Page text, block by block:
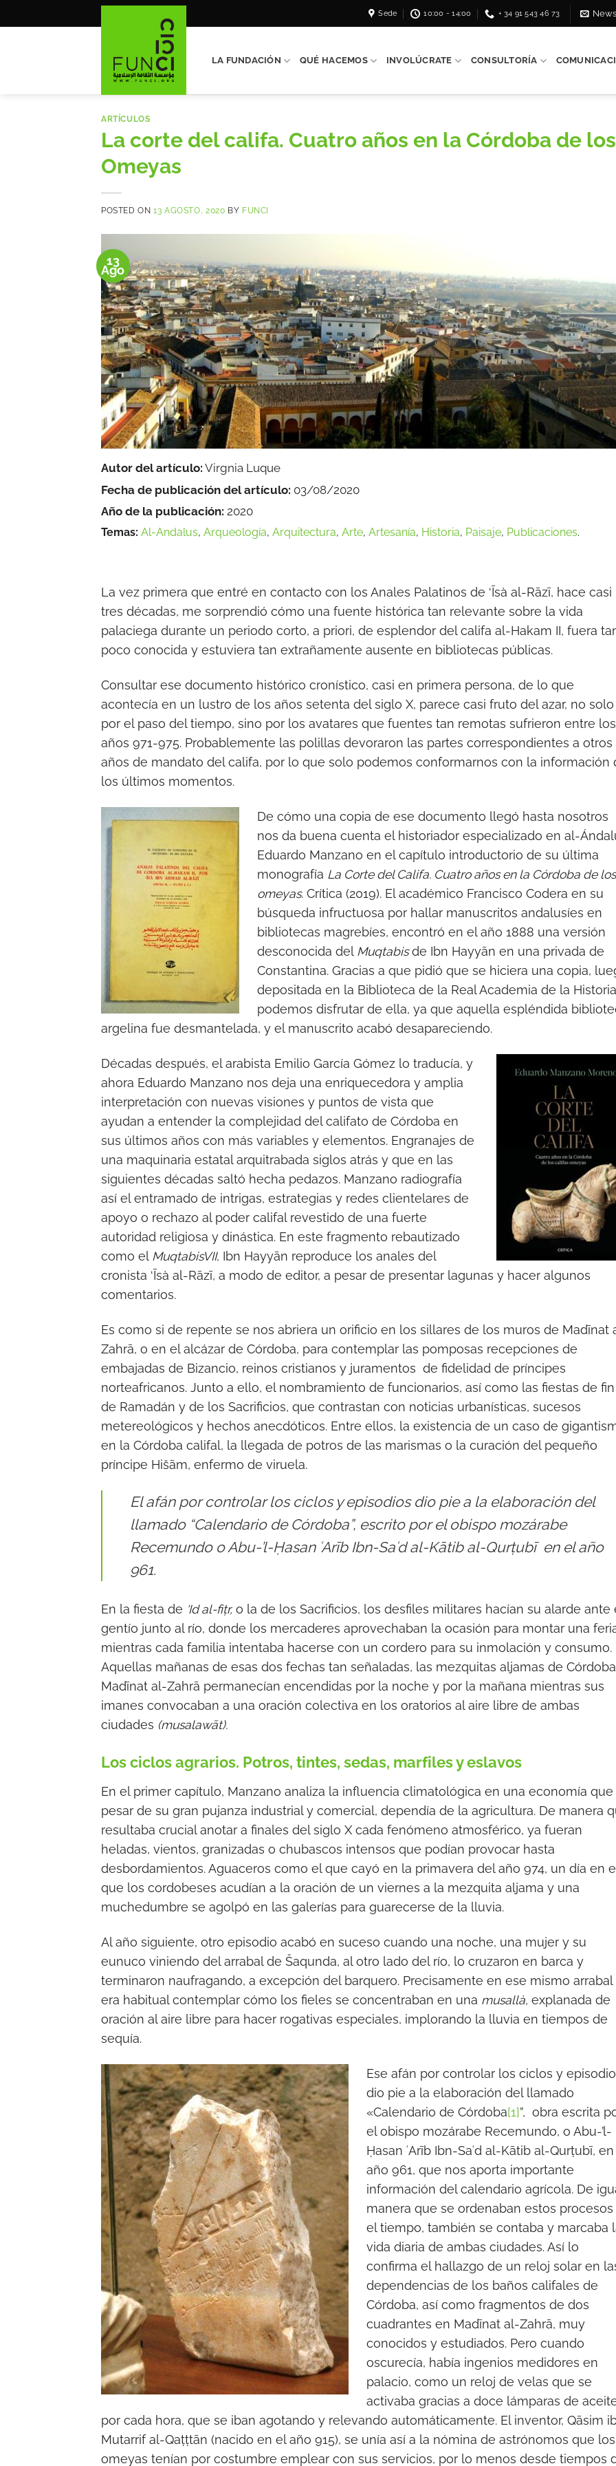
al
Sede 10:00 - 14:00 + 34 91 543 46 73
LA FUNDACIÓN QUÉ HACEMOS INVOLÚCRATE CONSULTORÍA
ARTÍCULOS
La corte del califa. Cuatro años en la Córdoba de los
Omeyas
POSTED ON13 AGOSTO, 2020 BY FUNCI
13
Ago
Autor del artículo: Virgnia Luque
Fecha de publicación del artículo: 03/08/2020
Año de la publicación: 2020
Temas: Al-Andalus, Arqueología, Arquitectura, Arte, Artesanía, Historia, Paisaje, Publicaciones.
La vez primera que entré en contacto con los Anales Palatinos de ‘Īsà al-Rāzī, hace casi
tres décadas, me sorprendió cómo una fuente histórica tan relevante sobre la vida
palaciega durante un periodo corto, a priori, de esplendor del califa al-Hakam II, fuera
poco conocida y estuviera tan extrañamente ausente en bibliotecas públicas.
Consultar ese documento histórico cronístico, casi en primera persona, de lo que
acontecía en un lustro de los años setenta del siglo X, parece casi fruto del azar, no solo
por el paso del tiempo, sino por los avatares que fuentes tan remotas sufrieron entre los
años 971-975. Probablemente las polillas devoraron las partes correspondientes a otros
años de mandato del califa, por lo que solo podemos conformarnos con la información
los últimos momentos.
De cómo una copia de ese documento llegó hasta nosotros
nos da buena cuenta el historiador especializado en al-
Eduardo Manzano en el capítulo introductorio de su última
monografía La Corte del Califa. Cuatro años en la Córdoba de los
omeyas. Crítica (2019). El académico Francisco Codera en su
búsqueda infructuosa por hallar manuscritos andalusíes en
bibliotecas magrebíes, encontró en el año 1888 una versión
desconocida del Muqtabisde Ibn Hayyān en una privada de
Constantina. Gracias a que pidió que se hiciera una copia,
depositada en la Biblioteca de la Real Academia de la
podemos disfrutar de ella, ya que aquella espléndida
argelina fue desmantelada, y el manuscrito acabó desapareciendo.
Décadas después, el arabista Emilio García Gómez lo traducía, y
ahora Eduardo Manzano nos deja una enriquecedora y amplia
interpretación con nuevas visiones y puntos de vista que
ayudan a entender la complejidad del califato de Córdoba en
sus últimos años con más variables y elementos. Engranajes de
una maquinaria estatal arquitrabada siglos atrás y que en las
siguientes décadas saltó hecha pedazos. Manzano radiografía
así el entramado de intrigas, estrategias y redes clientelares de
apoyo o rechazo al poder califal revestido de una fuerte
autoridad religiosa y dinástica. En este fragmento rebautizado
como el MuqtabisVII, Ibn Hayyān reproduce los anales del
cronista ‘Īsà al-Rāzī, a modo de editor, a pesar de presentar lagunas y hacer algunos
comentarios.
Es como si de repente se nos abriera un orificio en los sillares de los muros de Madīnat
Zahrā, o en el alcázar de Córdoba, para contemplar las pomposas recepciones de
embajadas de Bizancio, reinos cristianos y juramentos de fidelidad de príncipes
norteafricanos. Junto a ello, el nombramiento de funcionarios, así como las fiestas de fin
de Ramadán y de los Sacrificios, que contrastan con noticias urbanísticas, sucesos
metereológicos y hechos anecdóticos. Entre ellos, la existencia de un caso de
en la Córdoba califal, la llegada de potros de las marismas o la curación del pequeño
príncipe Hišām, enfermo de viruela.
El afán por controlar los ciclos y episodios dio pie a la elaboración del
llamado “Calendario de Córdoba”, escrito por el obispo mozárabe
Recemundo o Abu-’l-Ḥasan ʿArīb Ibn-Saʿd al-Kātib al-Qurṭubī en el año
961.
En la fiesta de ‘Id al-fiṭr, o la de los Sacrificios, los desfiles militares hacían su alarde ante
gentío junto al río, donde los mercaderes aprovechaban la ocasión para montar una
mientras cada familia intentaba hacerse con un cordero para su inmolación y consumo.
Aquellas mañanas de esas dos fechas tan señaladas, las mezquitas aljamas de
Madīnat al-Zahrā permanecían encendidas por la noche y por la mañana mientras sus
imanes convocaban a una oración colectiva en los oratorios al aire libre de ambas
ciudades (musalawāt).
Los ciclos agrarios. Potros, tintes, sedas, marfiles y eslavos
En el primer capítulo, Manzano analiza la influencia climatológica en una economía que
pesar de su gran pujanza industrial y comercial, dependía de la agricultura. De manera
resultaba crucial anotar a finales del siglo X cada fenómeno atmosférico, ya fueran
heladas, vientos, granizadas o chubascos intensos que podían provocar hasta
desbordamientos. Aguaceros como el que cayó en la primavera del año 974, un día en
que los cordobeses acudían a la oración de un viernes a la mezquita aljama y una
muchedumbre se agolpó en las galerías para guarecerse de la lluvia.
Al año siguiente, otro episodio acabó en suceso cuando una noche, una mujer y su
eunuco viniendo del arrabal de Šaqunda, al otro lado del río, lo cruzaron en barca y
terminaron naufragando, a excepción del barquero. Precisamente en ese mismo arrabal
era habitual contemplar cómo los fieles se concentraban en una musallà, explanada de
oración al aire libre para hacer rogativas especiales, implorando la lluvia en tiempos de
sequía.
Ese afán por controlar los ciclos y
dio pie a la elaboración del llamado
«Calendario de Córdoba[1]”, obra escrita
el obispo mozárabe Recemundo, o Abu-’l-
Ḥasan ʿArīb Ibn-Saʿd al-Kātib al-Qurṭubī,
año 961, que nos aporta importante
información del calendario agrícola. De
manera que se ordenaban estos procesos
el tiempo, también se contaba y marcaba
vida diaria de ambas ciudades. Así lo
confirma el hallazgo de un reloj solar en
dependencias de los baños califales de
Córdoba, así como fragmentos de dos
cuadrantes en Madīnat al-Zahrā, muy
conocidos y estudiados. Pero cuando
oscurecía, había ingenios medidores en
palacio, como un reloj de velas que se
activaba gracias a doce lámparas de
por cada hora, que se iban agotando y relevando automáticamente. El inventor, Qāsim
Mutarrif al-Qaṭṭtān (nacido en el año 915), se unía así a la nómina de astrónomos que los
omeyas tenían por costumbre emplear con sus servicios, por lo menos desde tiempos